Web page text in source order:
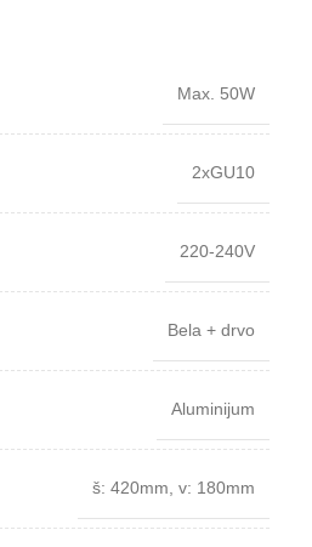
Max. 50W
2xGU10
220-240V
Bela + drvo
Aluminijum
š: 420mm v: 180mm